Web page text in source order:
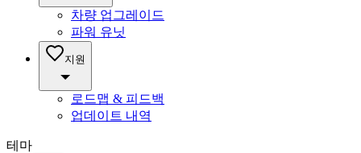
차량 업그레이드
파워 유닛
지원
로드맵 & 피드백
업데이트 내역
테마